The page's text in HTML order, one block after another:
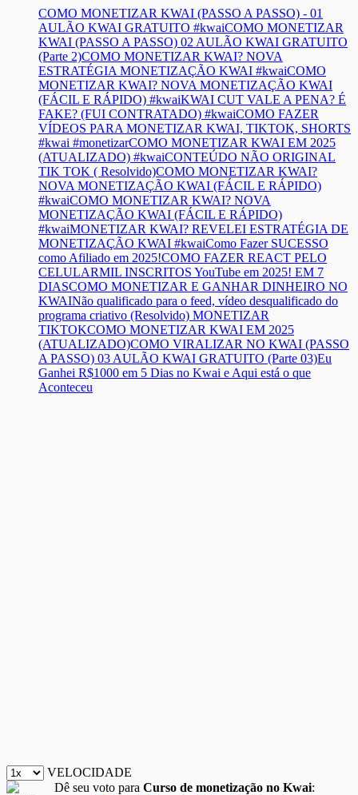
COMO MONETIZAR KWAI (PASSO A PASSO) - 01
AULÃO KWAI GRATUITO #kwaiCOMO MONETIZAR
KWAI (PASSO A PASSO) 02 AULÃO KWAI GRATUITO
(Parte 2)COMO MONETIZAR KWAI? NOVA
ESTRATÉGIA MONETIZAÇÃO KWAI #kwaiCOMO
MONETIZAR KWAI? NOVA MONETIZAÇÃO KWAI
(FÁCIL E RÁPIDO) #kwaiKWAI CUT VALE A PENA? É
FAKE? (FUI CONTRATADO) #kwaiCOMO FAZER
VÍDEOS PARA MONETIZAR KWAI, TIKTOK, SHORTS
#kwai #monetizarCOMO MONETIZAR KWAI EM 2025
(ATUALIZADO) #kwaiCONTEÚDO NÃO ORIGINAL
TIK TOK ( Resolvido)COMO MONETIZAR KWAI?
NOVA MONETIZAÇÃO KWAI (FÁCIL E RÁPIDO)
#kwaiCOMO MONETIZAR KWAI? NOVA
MONETIZAÇÃO KWAI (FÁCIL E RÁPIDO)
#kwaiMONETIZAR KWAI? REVELEI ESTRATÉGIA DE
MONETIZAÇÃO KWAI #kwaiComo Fazer SUCESSO
como Afiliado em 2025!COMO FAZER REACT PELO
CELULARMIL INSCRITOS YouTube em 2025! EM 7
DIASCOMO MONETIZAR E GANHAR DINHEIRO NO
KWAINão qualificado para o feed, vídeo desqualificado do
programa criativo (Resolvido) MONETIZAR
TIKTOKCOMO MONETIZAR KWAI EM 2025
(ATUALIZADO)COMO VIRALIZAR NO KWAI (PASSO
A PASSO) 03 AULÃO KWAI GRATUITO (Parte 03)Eu
Ganhei R$1000 em 5 Dias no Kwai e Aqui está o que
Aconteceu
VELOCIDADE
Dê seu voto para Curso de monetização no Kwai: